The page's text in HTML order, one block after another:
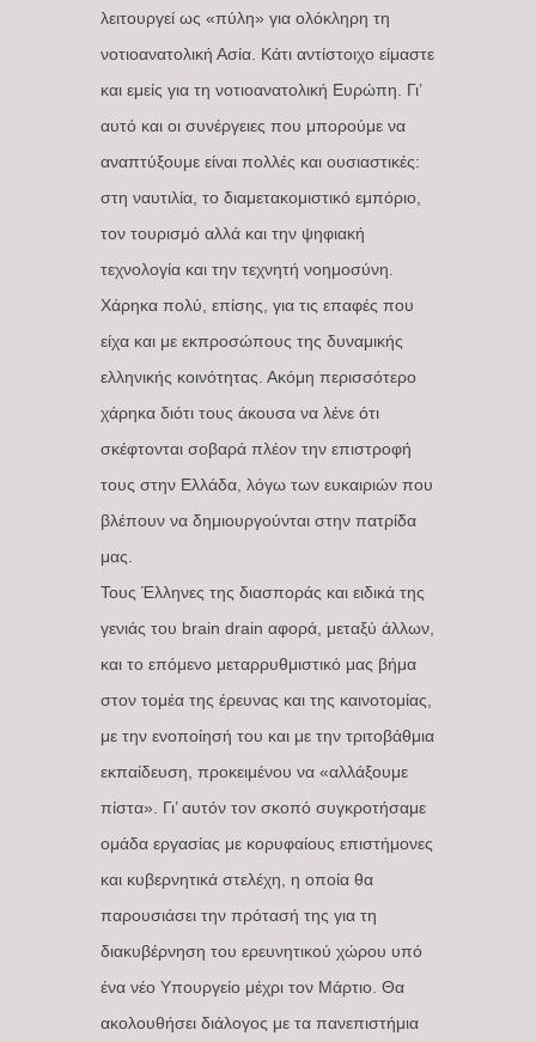
λειτουργεί ως «πύλη» για ολόκληρη τη
νοτιοανατολική Ασία. Κάτι αντίστοιχο είμαστε
και εμείς για τη νοτιοανατολική Ευρώπη. Γι’
αυτό και οι συνέργειες που μπορούμε να
αναπτύξουμε είναι πολλές και ουσιαστικές:
στη ναυτιλία, το διαμετακομιστικό εμπόριο,
τον τουρισμό αλλά και την ψηφιακή
τεχνολογία και την τεχνητή νοημοσύνη.
Χάρηκα πολύ, επίσης, για τις επαφές που
είχα και με εκπροσώπους της δυναμικής
ελληνικής κοινότητας. Ακόμη περισσότερο
χάρηκα διότι τους άκουσα να λένε ότι
σκέφτονται σοβαρά πλέον την επιστροφή
τους στην Ελλάδα, λόγω των ευκαιριών που
βλέπουν να δημιουργούνται στην πατρίδα
μας.
Τους Έλληνες της διασποράς και ειδικά της
γενιάς του brain drain αφορά, μεταξύ άλλων,
και το επόμενο μεταρρυθμιστικό μας βήμα
στον τομέα της έρευνας και της καινοτομίας,
με την ενοποίησή του και με την τριτοβάθμια
εκπαίδευση, προκειμένου να «αλλάξουμε
πίστα». Γι’ αυτόν τον σκοπό συγκροτήσαμε
ομάδα εργασίας με κορυφαίους επιστήμονες
και κυβερνητικά στελέχη, η οποία θα
παρουσιάσει την πρότασή της για τη
διακυβέρνηση του ερευνητικού χώρου υπό
ένα νέο Υπουργείο μέχρι τον Μάρτιο. Θα
ακολουθήσει διάλογος με τα πανεπιστήμια